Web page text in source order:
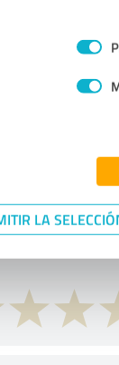
LA
de
la